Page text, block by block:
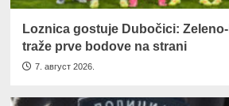
Loznica gostuje Dubočici:
traže prve bodove na strani
7. август 2026.